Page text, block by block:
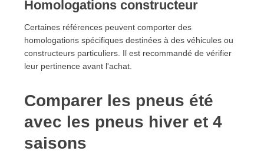
Homologations constructeur
Certaines références peuvent comporter des
homologations spécifiques destinées à des véhicules ou
constructeurs particuliers. Il est recommandé de vérifier
leur pertinence avant l'achat.
Comparer les pneus été
avec les pneus hiver et 4
saisons